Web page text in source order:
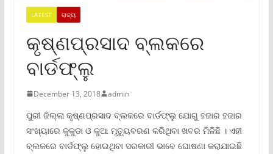
LATEST ରାଜ୍ୟ
କୃଷ୍ଣପ୍ରସାଦ ବ୍ଲକରେ
ବାର୍ଡଫ୍ଲୁ
December 13, 2018 admin
ପୁରୀ ଜିଲ୍ଲା କୃଷ୍ଣପ୍ରସାଦ ବ୍ଲକରେ ବାର୍ଡଫ୍ଲୁ ଯୋଗୁ ହଜାର ହଜାର
ସଂଖ୍ୟାରେ କୁକୁଡା ଓ କୁଆ ମୃତ୍ୟୁବରଣ କରିଥିବା ଖବର ମିଳିଛି । ଏହୀ
ବ୍ଲକରେ ବାର୍ଡଫ୍ଲୁ ହୋଇଥିବା ସରକାରୀ ଭାବେ ଘୋଷଣା କରାଯାଇଛି